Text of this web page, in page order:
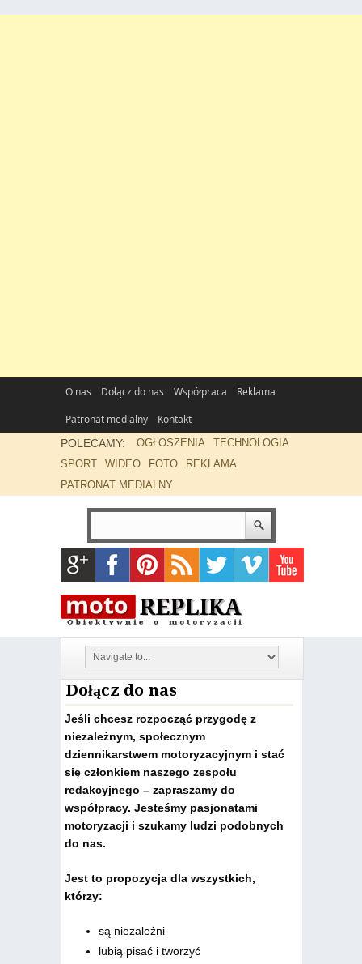
O nas Dołącz do nas Współpraca
Reklama
Patronat medialny
Kontakt
POLECAMY: OGŁOSZENIA
TECHNOLOGIA
SPORT
WIDEO FOTO
REKLAMA
PATRONAT MEDIALNY
Dołącz do nas
Jeśli chcesz rozpocząć przygodę z
niezależnym, społecznym
dziennikarstwem motoryzacyjnym i stać
się członkiem naszego zespołu
redakcyjnego – zapraszamy do
współpracy. Jesteśmy pasjonatami
motoryzacji i szukamy ludzi podobnych
do nas.
Jest to propozycja dla wszystkich,
którzy:
są niezależni
lubią pisać i tworzyć